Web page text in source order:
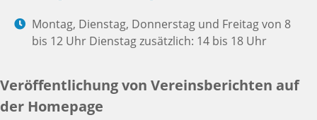
Montag, Dienstag, Donnerstag und Freitag von 8
bis 12 Uhr Dienstag zusätzlich: 14 bis 18 Uhr
Veröffentlichung von Vereinsberichten auf
der Homepage